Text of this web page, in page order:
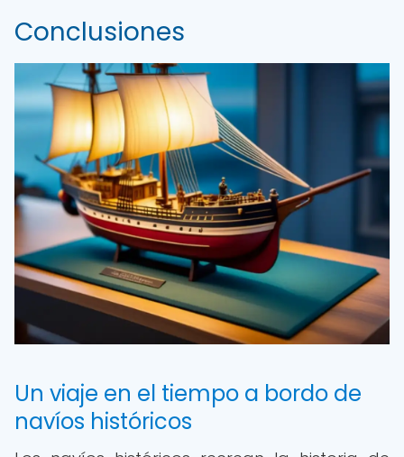
Conclusiones
Un viaje en el tiempo a bordo de
navíos históricos